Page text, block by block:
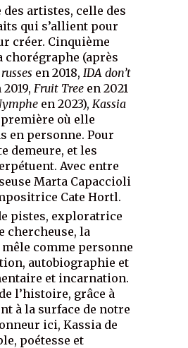
artistes, celle des
qui s’allient pour
créer. Cinquième
chorégraphe (après
en 2018, IDA don’t
2019, Fruit Tree en 2021
en 2023), Kassia
où elle
en personne. Pour
demeure, et les
Avec entre
Marta Capaccioli
Cate Hortl.
pistes, exploratrice
chercheuse, la
comme personne
autobiographie et
et incarnation.
l’histoire, grâce à
à la surface de notre
ici, Kassia de
poétesse et